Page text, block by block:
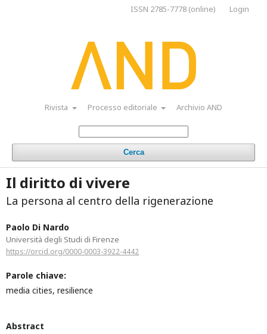
Rivista Processo editoriale Archivio AND
Cerca
ISSN 2785-7778 (online) Login
Il diritto di vivere
La persona al centro della rigenerazione
Paolo Di Nardo
Università degli Studi di Firenze
https://orcid.org/0000-0003-3922-4442
Parole chiave:
media cities, resilience
Abstract